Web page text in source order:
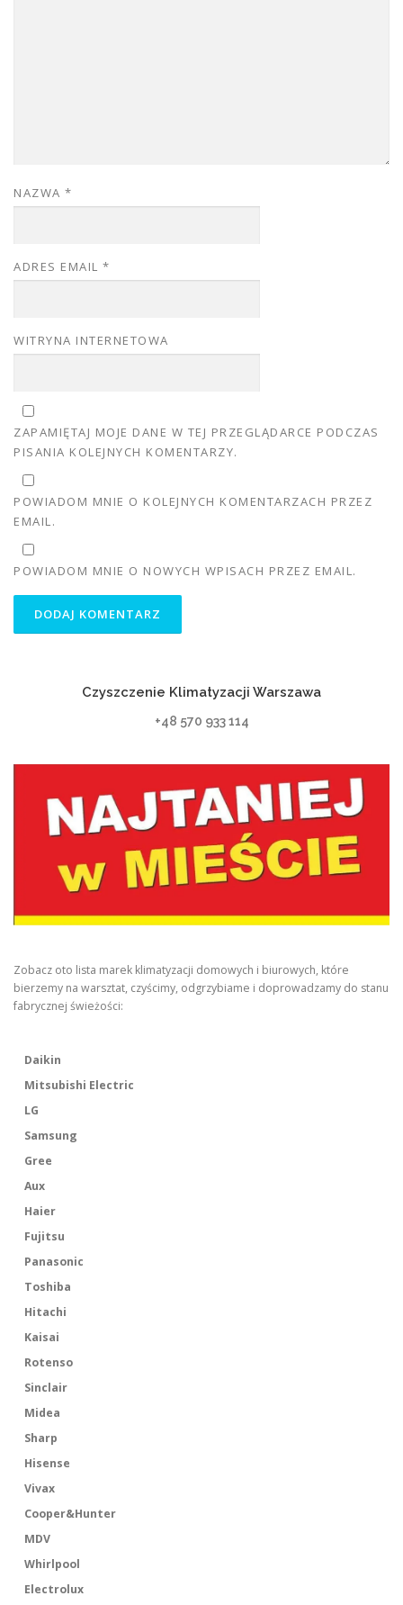
NAZWA *
ADRES EMAIL *
WITRYNA INTERNETOWA
ZAPAMIĘTAJ MOJE DANE W TEJ PRZEGLĄDARCE PODCZAS
PISANIA KOLEJNYCH KOMENTARZY.
POWIADOM MNIE O KOLEJNYCH KOMENTARZACH PRZEZ
EMAIL.
POWIADOM MNIE O NOWYCH WPISACH PRZEZ EMAIL.
Czyszczenie Klimatyzacji Warszawa
+48 570 933 114
Zobacz oto lista marek klimatyzacji domowych i biurowych, które
bierzemy na warsztat, czyścimy, odgrzybiame i doprowadzamy do stanu
fabrycznej świeżości:
Daikin
Mitsubishi Electric
LG
Samsung
Gree
Aux
Haier
Fujitsu
Panasonic
Toshiba
Hitachi
Kaisai
Rotenso
Sinclair
Midea
Sharp
Hisense
Vivax
Cooper&Hunter
MDV
Whirlpool
Electrolux